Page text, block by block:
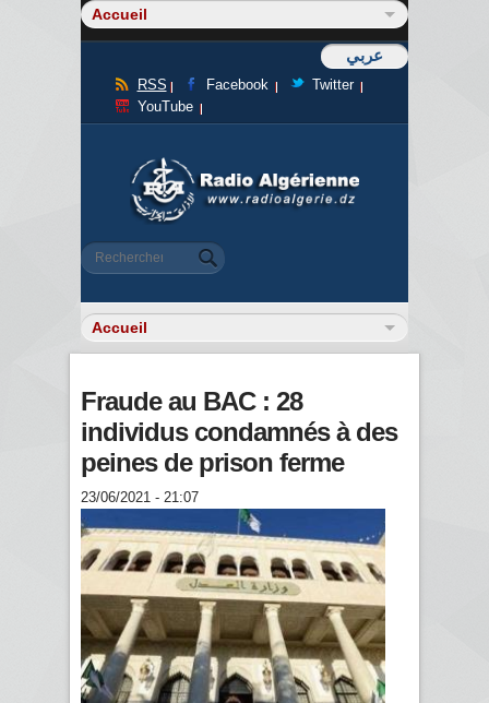
عربي
RSS Facebook
Twitter
YouTube
Formulaire de recherche
Rechercher
Fraude au BAC : 28
individus condamnés à des
peines de prison ferme
23/06/2021 - 21:07